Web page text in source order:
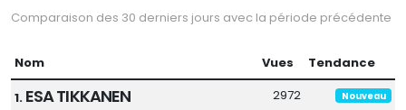
Comparaison des 30 derniers jours avec la période précédente
Nom Vues Tendance
1. ESA TIKKANEN 2972 Nouveau